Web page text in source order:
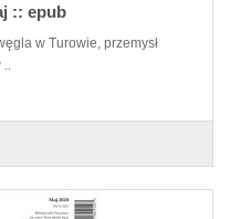
:: epub
w Turowie, przemysł